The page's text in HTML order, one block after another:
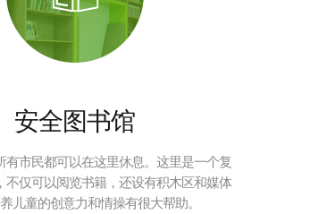
安全图书馆
有市民都可以在这里休息。这里是一个复
不仅可以阅览书籍，还设有积木区和媒体
儿童的创意力和情操有很大帮助。